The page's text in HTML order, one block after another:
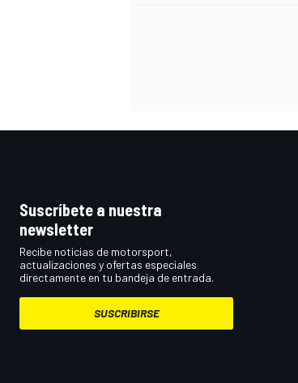
Suscríbete a nuestra
newsletter
Recibe noticias de motorsport,
actualizaciones y ofertas especiales
directamente en tu bandeja de entrada.
SUSCRIBIRSE